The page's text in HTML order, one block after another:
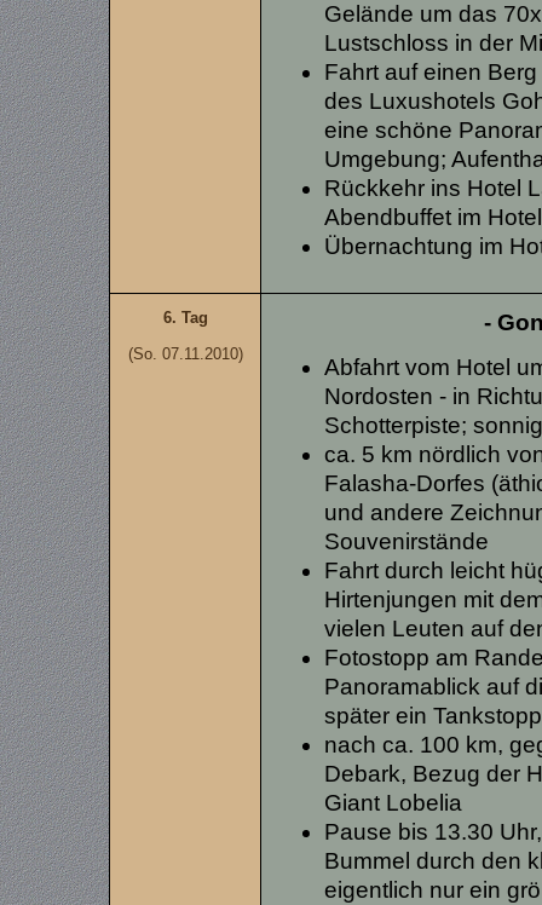
Gelände um das
Lustschloss in der
Fahrt auf einen
des Luxushotels
eine schöne
Umgebung;
Rückkehr ins Hotel
Abendbuffet im
Übernachtung im
6. Tag
(So. 07.11.2010)
-
Abfahrt vom Hotel
Nordosten - in
Schotterpiste;
ca. 5 km nördlich
Falasha-Dorfes
und andere
Souvenirstände
Fahrt durch leicht
Hirtenjungen mit
vielen Leuten auf
Fotostopp am
Panoramablick auf
später ein
nach ca. 100 km,
Debark, Bezug der
Giant Lobelia
Pause bis 13.30
Bummel durch den
eigentlich nur ein